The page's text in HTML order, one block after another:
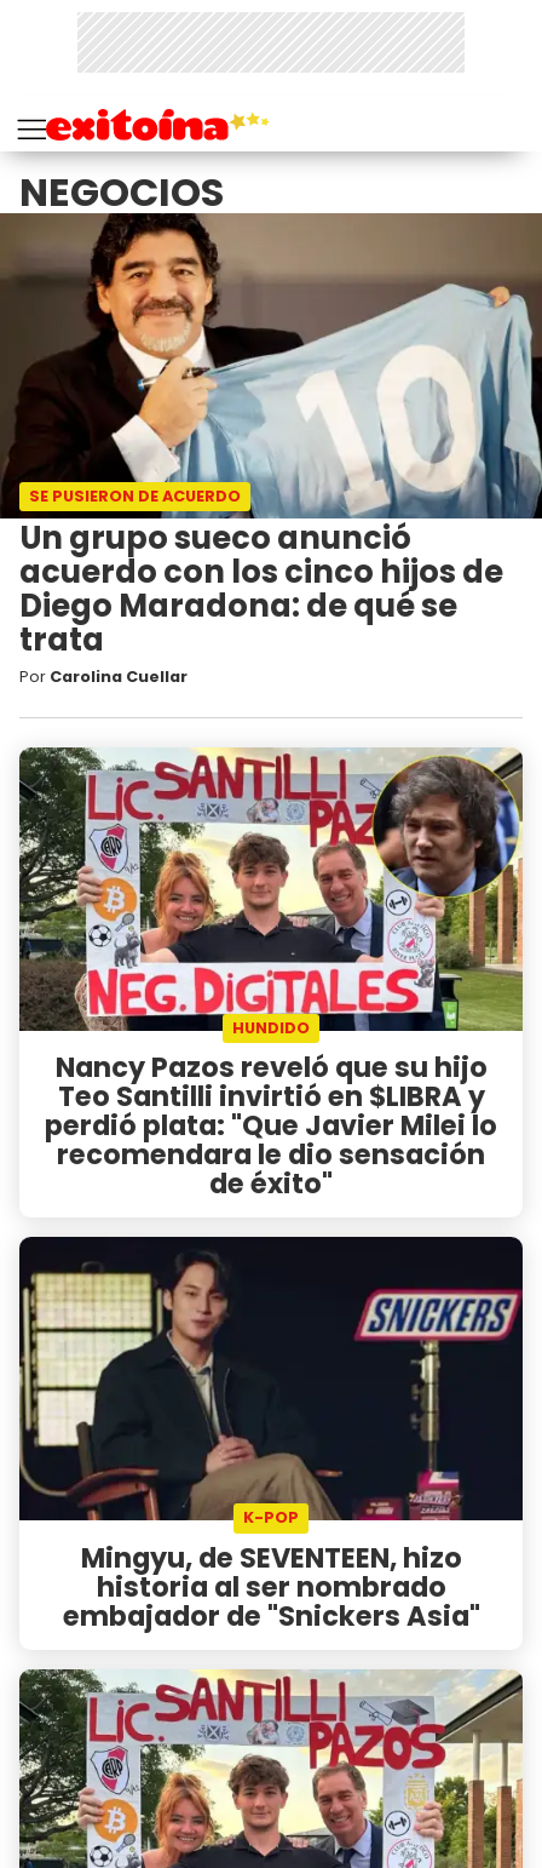
NEGOCIOS
SE PUSIERON DE ACUERDO
Un grupo sueco anunció
acuerdo con los cinco hijos de
Diego Maradona: de qué se
trata
Por Carolina Cuellar
HUNDIDO
Nancy Pazos reveló que su hijo
Teo Santilli invirtió en $LIBRA y
perdió plata: "Que Javier Milei lo
recomendara le dio sensación
de éxito"
K-POP
Mingyu, de SEVENTEEN, hizo
historia al ser nombrado
embajador de "Snickers Asia"